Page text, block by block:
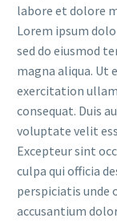
labore et dolore
Lorem ipsum
sed do eiusmod
magna aliqua. Ut
exercitation
consequat. Duis
voluptate velit
Excepteur sint
culpa qui officia
perspiciatis unde
accusantium